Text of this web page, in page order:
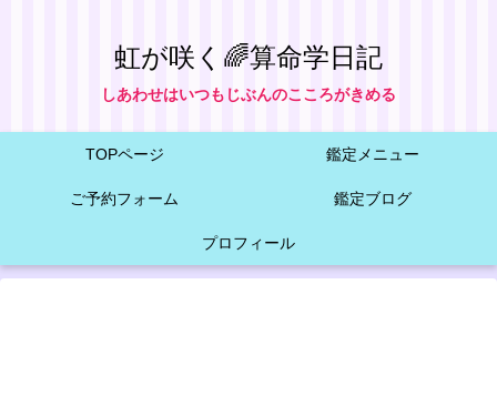
虹が咲く🌈算命学日記
しあわせはいつもじぶんのこころがきめる
TOPページ 鑑定メニュー
ご予約フォーム 鑑定ブログ
プロフィール